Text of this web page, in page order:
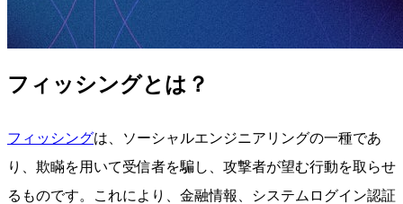
フィッシングとは？
フィッシングは、ソーシャルエンジニアリングの一種であ
り、欺瞞を用いて受信者を騙し、攻撃者が望む行動を取らせ
るものです。これにより、金融情報、システムログイン認証